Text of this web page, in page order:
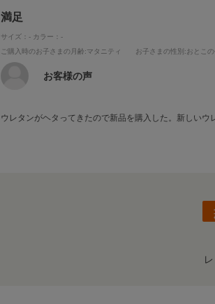
満足
サイズ：- カラー：-
ご購入時のお子さまの月齢:マタニティ お子さまの性別 :おとこ
お客様の声
ウレタンがヘタってきたので新品を購入した。新しい